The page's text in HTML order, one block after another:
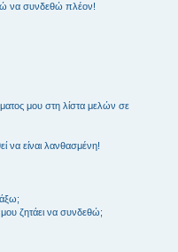
να συνδεθώ πλέον!
μου στη λίστα μελών σε
να είναι λανθασμένη!
ζητάει να συνδεθώ;